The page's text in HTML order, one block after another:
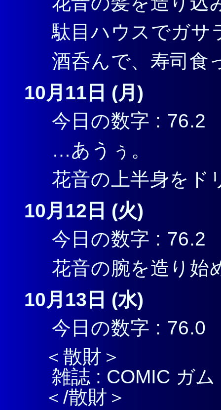
駄目ハウスでガサ
酒呑んで、寿司食
10月11日 (月)
今日の数字 : 76.2
…あうぅ。
花音の上半身をド
10月12日 (火)
今日の数字 : 76.2
花音の腕を造り始
10月13日 (水)
今日の数字 : 76.0
＜散財＞
雑誌 : COMIC ガム
＜/散財＞